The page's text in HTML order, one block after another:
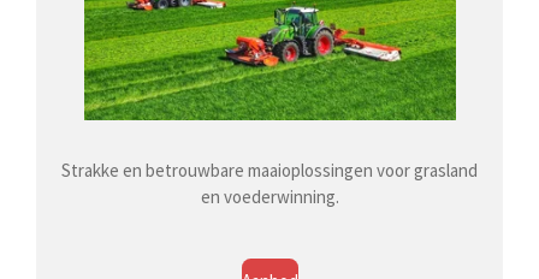
Strakke en betrouwbare maaioplossingen voor grasland
en voederwinning.